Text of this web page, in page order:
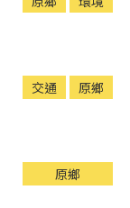
交通 原鄉
原鄉